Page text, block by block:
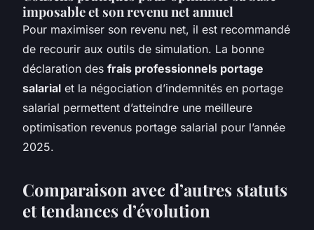
imposable et son revenu net annuel
Pour maximiser son revenu net, il est recommandé
de recourir aux outils de simulation. La bonne
déclaration des frais professionnels portage
salarial et la négociation d’indemnités en portage
salarial permettent d’atteindre une meilleure
optimisation revenus portage salarial pour l’année
2025.
Comparaison avec d’autres statuts
et tendances d’évolution